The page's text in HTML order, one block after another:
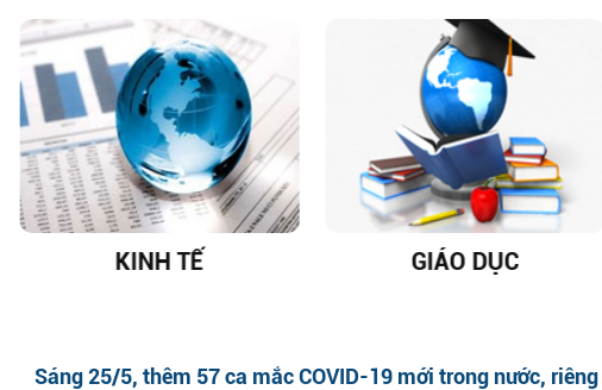
KINH TẾ GIÁO DỤC
Sáng 25/5, thêm 57 ca mắc COVID-19 mới trong nước, riêng